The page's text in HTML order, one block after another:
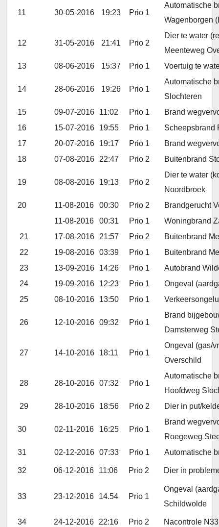
11 30-05-2016 19:23 Prio 1
Automatische
Wagenborgen
12 31-05-2016 21:41 Prio 2
Dier te water
Meenteweg
13
08-06-2016 15:37 Prio 1 Voertuig te
14 28-06-2016 19:26 Prio 1
Automatische
Slochteren
15
09-07-2016 11:02 Prio 1
Brand
16
15-07-2016 19:55 Prio 1
Scheepsbrand
17
20-07-2016 19:17 Prio 1
Brand
18
07-08-2016 22:47 Prio 2 Buitenbrand
19 08-08-2016 19:13 Prio 2
Dier te water
Noordbroek
20
11-08-2016 00:30 Prio 2
Brandgerucht
11-08-2016
00:31 Prio 1
Woningbrand
21
17-08-2016 21:57 Prio 2
Buitenbrand
22
19-08-2016 03:39 Prio 1
Buitenbrand
23
13-09-2016 14:26 Prio 1
Autobrand
24
19-09-2016 12:23 Prio 1
Ongeval
25
08-10-2016 13:50 Prio 1
26 12-10-2016 09:32 Prio 1
Brand
Damsterweg
27 14-10-2016 18:11 Prio 1
Ongeval (gas/
Overschild
28 28-10-2016 07:32 Prio 1
Automatische
Hoofdweg
29
28-10-2016 18:56 Prio 2 Dier in put/
30 02-11-2016 16:25 Prio 1
Brand
Roegeweg
31
02-12-2016 07:33 Prio 1 Automatische
32 06-12-2016 11:06 Prio 2 Dier in
33 23-12-2016 14.54 Prio 1
Ongeval
Schildwolde
34 24-12-2016 22:16 Prio 2 Nacontrole